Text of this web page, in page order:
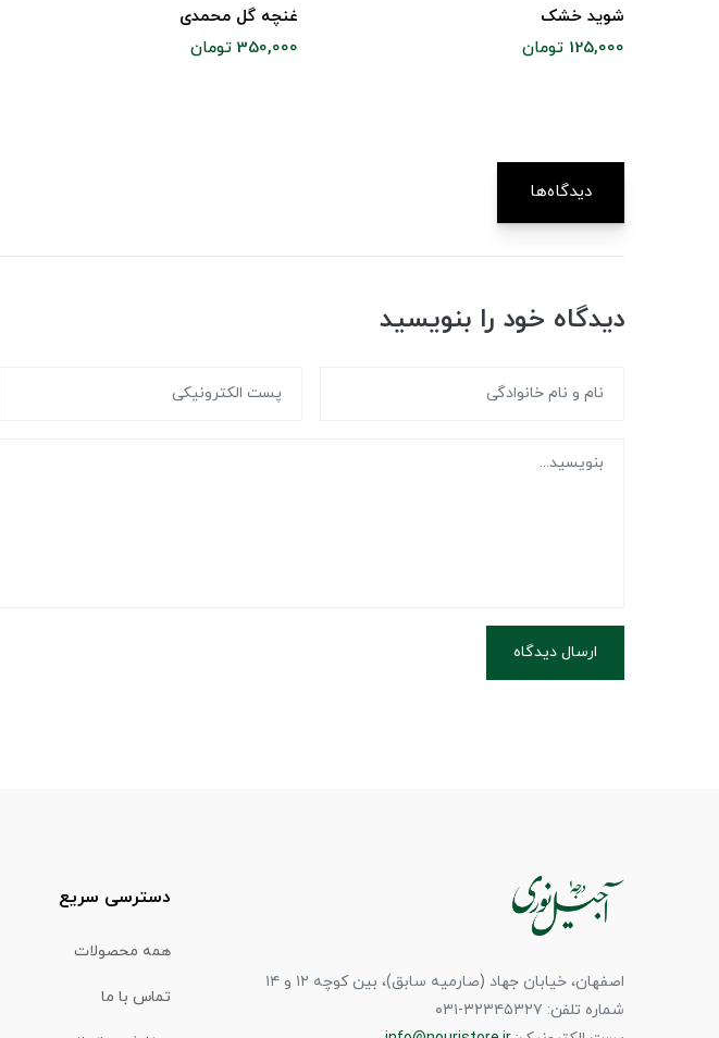
شوید خشک
125,000 تومان
غنچه گل محمدی
350,000 تومان
دیدگاه‌ها
دیدگاه خود را بنویسید
ارسال دیدگاه
اصفهان، خیابان جهاد (صارمیه سابق)، بین کوچه ۱۲ و ۱۴
شماره تلفن: ۳۲۳۴۵۳۲۷-۰۳۱
دسترسی سریع
همه محصولات
تماس با ما